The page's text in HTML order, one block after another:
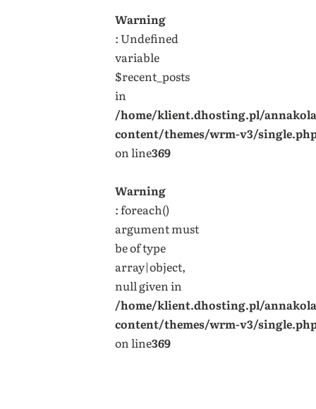
Warning
: Undefined
variable
$recent_posts
in
/home/klient.dhosting.pl/
content/themes/wrm-v3/
on line369
Warning
: foreach()
argument must
be of type
array|object,
null given in
/home/klient.dhosting.pl/
content/themes/wrm-v3/
on line369